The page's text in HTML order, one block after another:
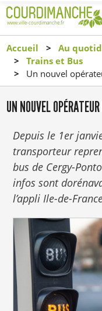
Accueil Au
Trains et Bus
Un nouvel
UN NOUVEL
Depuis le 1er
transporteur
bus de Cergy-
infos sont
l’appli Ile-de-